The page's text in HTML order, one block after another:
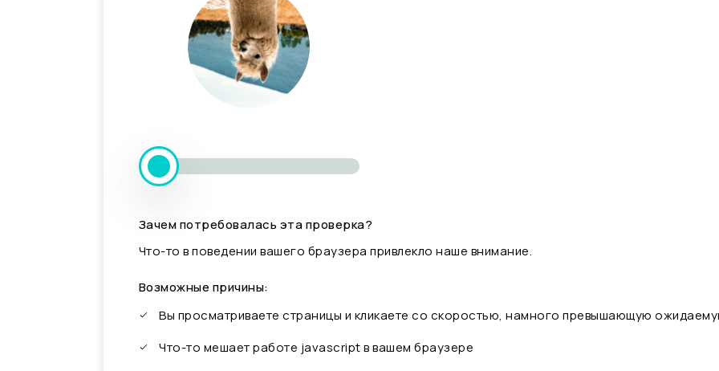
Зачем потребовалась эта проверка?
Что-то в поведении вашего браузера привлекло наше внимание.
Возможные причины:
Вы просматриваете страницы и кликаете со скоростью, намного превышающую
Что-то мешает работе javascript в вашем браузере